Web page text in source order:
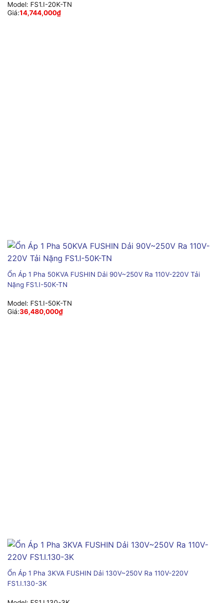
Model: FS1.I-20K-TN
Giá:14,744,000₫
Ổn Áp 1 Pha 50KVA FUSHIN Dải 90V~250V Ra 110V-220V Tải
Nặng FS1.I-50K-TN
Model: FS1.I-50K-TN
Giá:36,480,000₫
Ổn Áp 1 Pha 3KVA FUSHIN Dải 130V~250V Ra 110V-220V
FS1.I.130-3K